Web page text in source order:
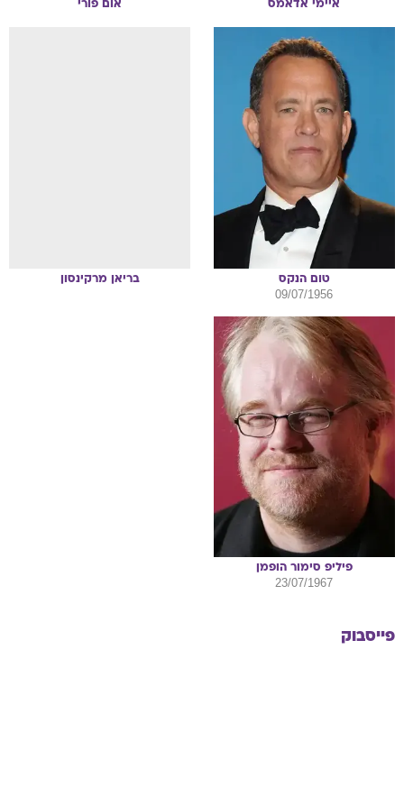
איימי אדאמס אום פורי
טום הנקס
09/07/1956
בריאן מרקינסון
פיליפ סימור הופמן
23/07/1967
פייסבוק